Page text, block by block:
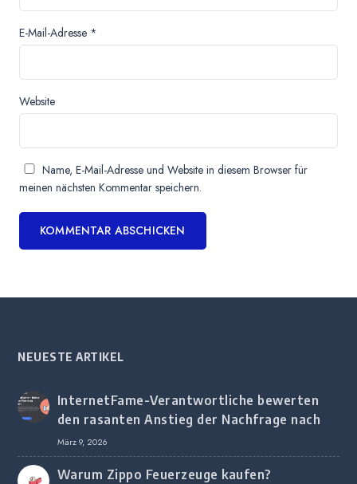
E-Mail-Adresse *
Website
Name, E-Mail-Adresse und Website in diesem Browser für
meinen nächsten Kommentar speichern.
NEUESTE ARTIKEL
InternetFame-Verantwortliche bewerten
den rasanten Anstieg der Nachfrage nach
digitalem Marketing bei deutschen
Unternehmen
März 9, 2026
Warum Zippo Feuerzeuge kaufen?